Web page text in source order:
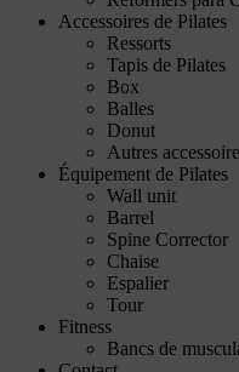
Accessoires de Pilates
Ressorts
Tapis de Pilates
Box
Balles
Donut
Autres
Équipement de Pilates
Wall unit
Barrel
Spine Corrector
Chaise
Espalier
Tour
Fitness
Bancs de